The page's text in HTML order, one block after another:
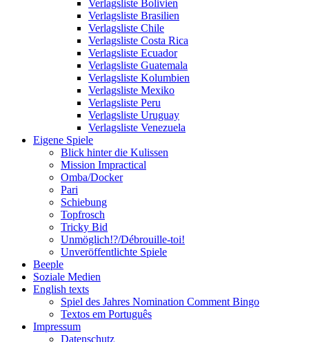
Verlagsliste Bolivien
Verlagsliste Brasilien
Verlagsliste Chile
Verlagsliste Costa Rica
Verlagsliste Ecuador
Verlagsliste Guatemala
Verlagsliste Kolumbien
Verlagsliste Mexiko
Verlagsliste Peru
Verlagsliste Uruguay
Verlagsliste Venezuela
Eigene Spiele
Blick hinter die Kulissen
Mission Impractical
Omba/Docker
Pari
Schiebung
Topfrosch
Tricky Bid
Unmöglich!?/Débrouille-toi!
Unveröffentlichte Spiele
Beeple
Soziale Medien
English texts
Spiel des Jahres Nomination Comment Bingo
Textos em Português
Impressum
Datenschutz